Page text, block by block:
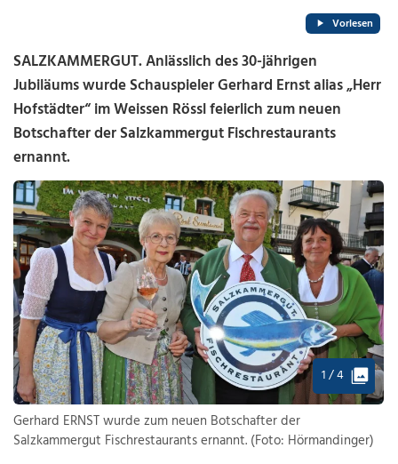
Vorlesen
SALZKAMMERGUT. Anlässlich des 30-jährigen
Jubiläums wurde Schauspieler Gerhard Ernst alias „Herr
Hofstädter“ im Weissen Rössl feierlich zum neuen
Botschafter der Salzkammergut Fischrestaurants
ernannt.
1 / 4
Gerhard ERNST wurde zum neuen Botschafter der
Salzkammergut Fischrestaurants ernannt. (Foto: Hörmandinger)